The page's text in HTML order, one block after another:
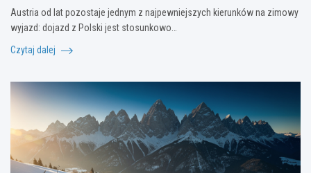
Austria od lat pozostaje jednym z najpewniejszych kierunków na zimowy
wyjazd: dojazd z Polski jest stosunkowo…
Czytaj dalej